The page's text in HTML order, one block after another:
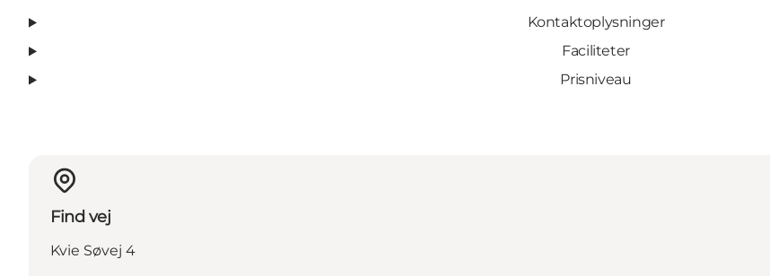
Kontaktoplysninger
Faciliteter
Prisniveau
Find vej
Kvie Søvej 4